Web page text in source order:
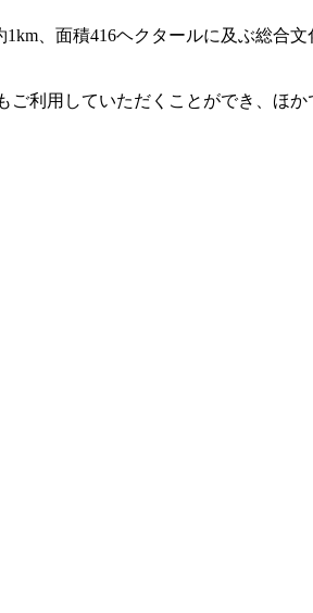
、面積416ヘクタールに及ぶ総合
利用していただくことができ、ほ